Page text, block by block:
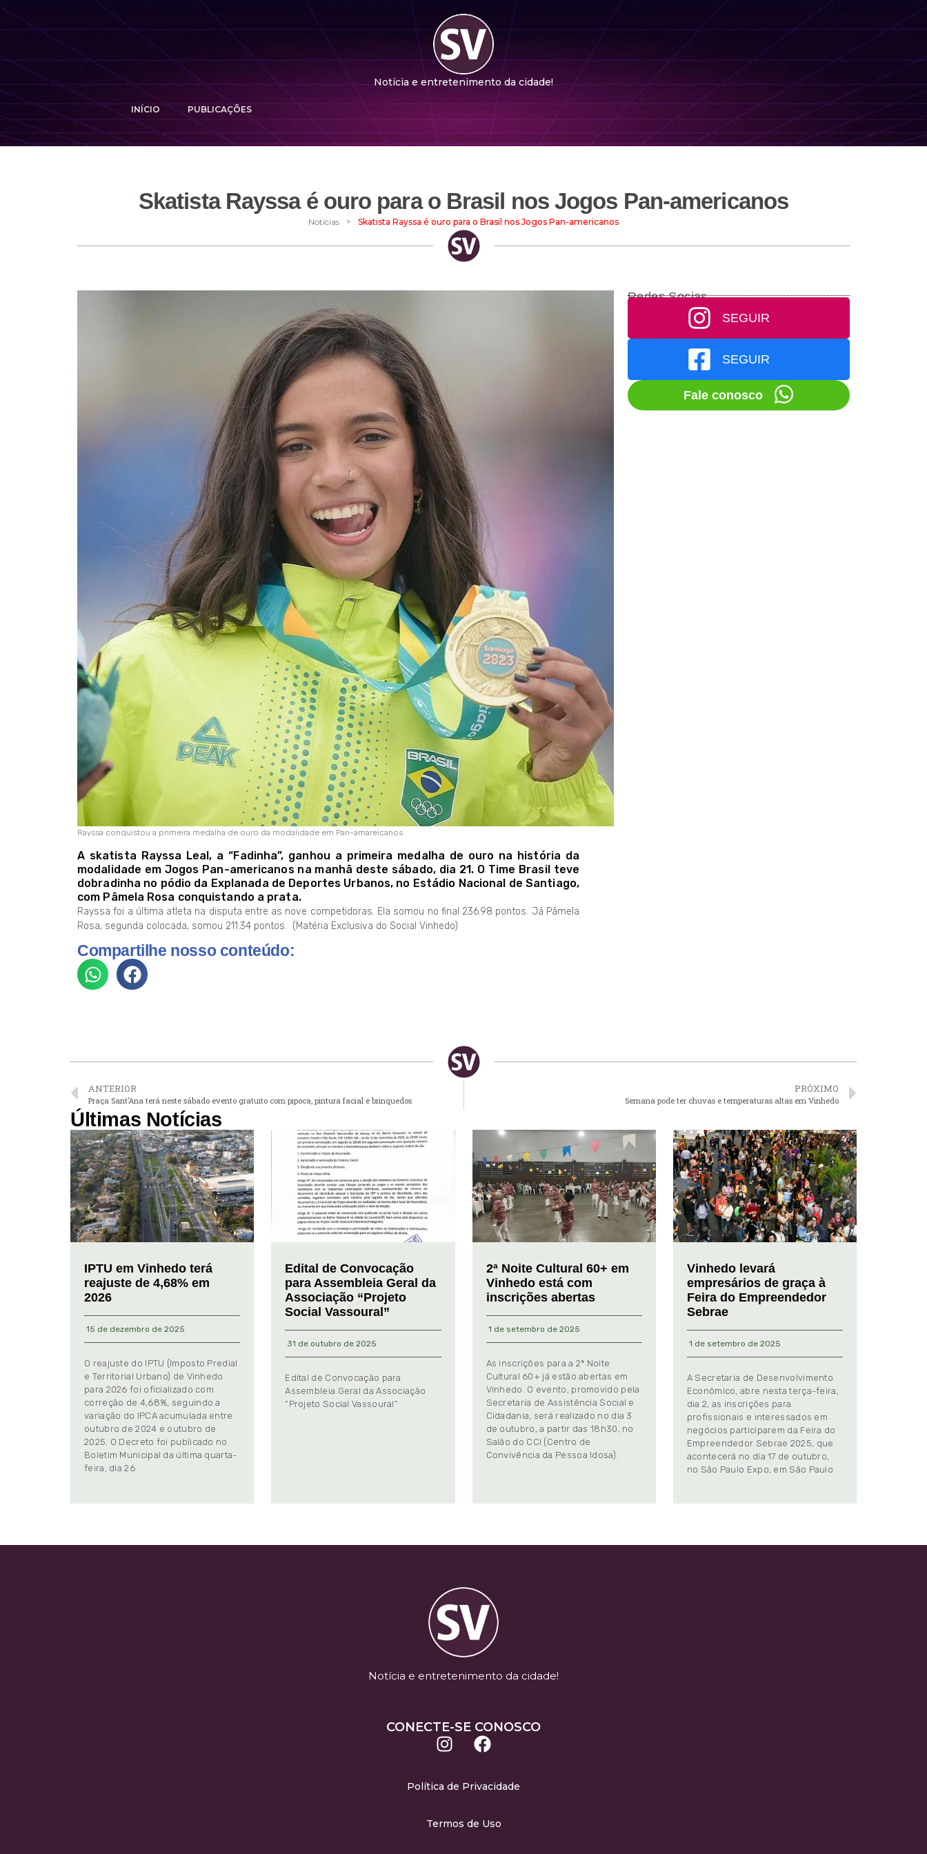
Notícia e entretenimento da cidade!
INÍCIO PUBLICAÇÕES
Skatista Rayssa é ouro para o Brasil nos Jogos Pan-americanos
Notícias > Skatista Rayssa é ouro para o Brasil nos Jogos Pan-americanos
Rayssa conquistou a primeira medalha de ouro da modalidade em Pan-amareicanos
A skatista Rayssa Leal, a “Fadinha”, ganhou a primeira medalha de ouro na história da
modalidade em Jogos Pan-americanos na manhã deste sábado, dia 21. O Time Brasil teve
dobradinha no pódio da Explanada de Deportes Urbanos, no Estádio Nacional de Santiago,
com Pâmela Rosa conquistando a prata.
Rayssa foi a última atleta na disputa entre as nove competidoras. Ela somou no final 236.98 pontos. Já Pâmela
Rosa, segunda colocada, somou 211.34 pontos. (Matéria Exclusiva do Social Vinhedo)
Compartilhe nosso conteúdo:
Redes Socias
SEGUIR
SEGUIR
Fale conosco
ANTERIOR
Praça Sant’Ana terá neste sábado evento gratuito com pipoca, pintura facial e brinquedos
PRÓXIMO
Semana pode ter chuvas e temperaturas altas em Vinhedo
Últimas Notícias
IPTU em Vinhedo terá
reajuste de 4,68% em
2026
15 de dezembro de 2025
O reajuste do IPTU (Imposto Predial
e Territorial Urbano) de Vinhedo
para 2026 foi oficializado com
correção de 4,68%, seguindo a
variação do IPCA acumulada entre
outubro de 2024 e outubro de
2025. O Decreto foi publicado no
Boletim Municipal da última quarta-
feira, dia 26.
Edital de Convocação
para Assembleia Geral da
Associação “Projeto
Social Vassoural”
31 de outubro de 2025
Edital de Convocação para
Assembleia Geral da Associação
“Projeto Social Vassoural”
2ª Noite Cultural 60+ em
Vinhedo está com
inscrições abertas
1 de setembro de 2025
As inscrições para a 2ª Noite
Cultural 60+ já estão abertas em
Vinhedo. O evento, promovido pela
Secretaria de Assistência Social e
Cidadania, será realizado no dia 3
de outubro, a partir das 18h30, no
Salão do CCI (Centro de
Convivência da Pessoa Idosa).
Vinhedo levará
empresários de graça à
Feira do Empreendedor
Sebrae
1 de setembro de 2025
A Secretaria de Desenvolvimento
Econômico, abre nesta terça-feira,
dia 2, as inscrições para
profissionais e interessados em
negócios participarem da Feira do
Empreendedor Sebrae 2025, que
acontecerá no dia 17 de outubro,
no São Paulo Expo, em São Paulo.
Notícia e entretenimento da cidade!
CONECTE-SE CONOSCO
Política de Privacidade
Termos de Uso